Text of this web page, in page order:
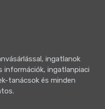
ingatlanok
információk, ingatlanpiaci
tanácsok és minden